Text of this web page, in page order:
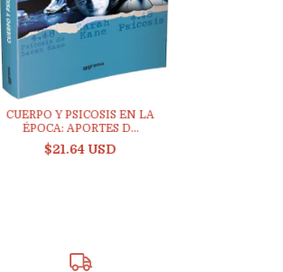
CUERPO Y PSICOSIS EN LA
ÉPOCA: APORTES D...
$21.64 USD